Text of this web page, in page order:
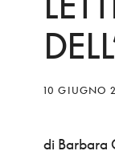
10 GIUGNO
di Barbara